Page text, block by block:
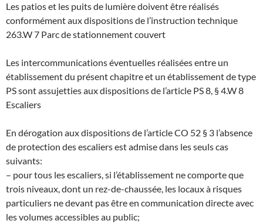
Les patios et les puits de lumière doivent être réalisés
conformément aux dispositions de l’instruction technique
263.W 7 Parc de stationnement couvert
Les intercommunications éventuelles réalisées entre un
établissement du présent chapitre et un établissement de type
PS sont assujetties aux dispositions de l’article PS 8, § 4.W 8
Escaliers
En dérogation aux dispositions de l’article CO 52 § 3 l’absence
de protection des escaliers est admise dans les seuls cas
suivants:
– pour tous les escaliers, si l’établissement ne comporte que
trois niveaux, dont un rez-de-chaussée, les locaux à risques
particuliers ne devant pas être en communication directe avec
les volumes accessibles au public;